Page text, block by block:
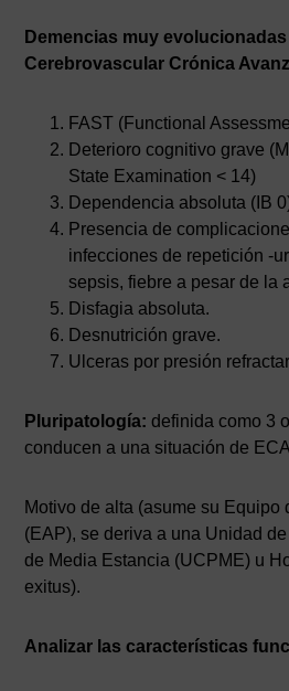
Demencias muy
Cerebrovascular Crónica
FAST (Functional
Deterioro cognitivo grave
State Examination < 14)
Dependencia absoluta (IB
Presencia de
infecciones de repetición -
sepsis, fiebre a pesar de
Disfagia absoluta.
Desnutrición grave.
Ulceras por presión
Pluripatología:definida como 3
conducen a una situación de
Motivo de alta (asume su Equipo
(EAP), se deriva a una Unidad
de Media Estancia (UCPME) u
exitus).
Analizar las características